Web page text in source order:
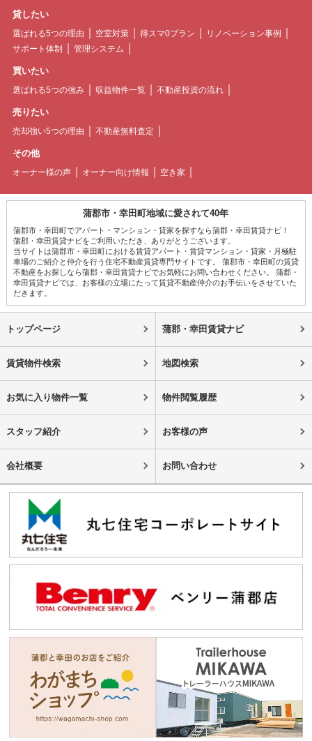
貸したい
選ばれる5つの理由 空室対策 得スマ0プラン
リノベーション事例
サポート体制
管理システム
買いたい
選ばれる5つの強み 収益物件一覧 不動産投資の流れ
売りたい
売却強い5つの理由 不動産無料査定
その他
オーナー様の声 オーナー向け情報 空き家
蒲郡市・幸田町地域に愛されて40年
蒲郡市・幸田町でアパート・マンション・貸家を探すなら蒲郡・幸田賃貸ナビ！
蒲郡・幸田賃貸ナビをご利用いただき、ありがとうございます。
当サイトは蒲郡市・幸田町における賃貸アパート・賃貸マンション・貸家・月極駐
車場のご紹介と仲介を行う住宅不動産賃貸専門サイトです。 蒲郡市・幸田町の賃貸
不動産をお探しなら蒲郡・幸田賃貸ナビでお気軽にお問い合わせください。 蒲郡・
幸田賃貸ナビでは、お客様の立場にたって賃貸不動産仲介のお手伝いをさせていた
だきます。
トップページ 蒲郡・幸田賃貸ナビ
賃貸物件検索 地図検索
お気に入り物件一覧 物件閲覧履歴
スタッフ紹介 お客様の声
会社概要 お問い合わせ